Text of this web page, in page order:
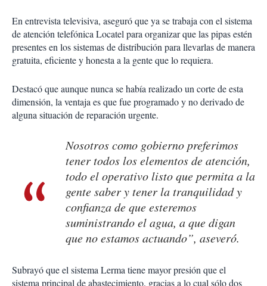
En entrevista televisiva, aseguró que ya se trabaja con el sistema
de atención telefónica Locatel para organizar que las pipas estén
presentes en los sistemas de distribución para llevarlas de manera
gratuita, eficiente y honesta a la gente que lo requiera.
Destacó que aunque nunca se había realizado un corte de esta
dimensión, la ventaja es que fue programado y no derivado de
alguna situación de reparación urgente.
Nosotros como gobierno preferimos
tener todos los elementos de atención,
todo el operativo listo que permita a la
gente saber y tener la tranquilidad y
confianza de que esteremos
suministrando el agua, a que digan
que no estamos actuando”, aseveró.
Subrayó que el sistema Lerma tiene mayor presión que el
sistema principal de abastecimiento, gracias a lo cual sólo dos